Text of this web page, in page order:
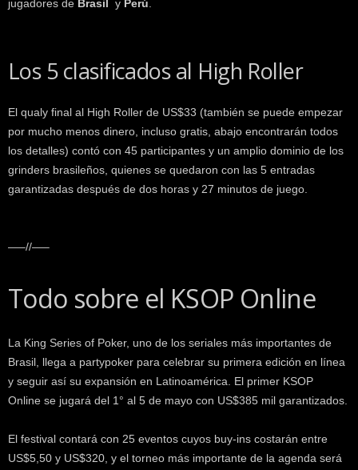
jugadores de Brasil y Perú
Los 5 clasificados al High Roller
El qualy final al High Roller de US$33 (también se puede empezar
por mucho menos dinero, incluso gratis, abajo encontrarán todos
los detalles) contó con 45 participantes y un amplio dominio de los
grinders brasileños, quienes se quedaron con las 5 entradas
garantizadas después de dos horas y 27 minutos de juego.
—–//—–
Todo sobre el KSOP Online
La King Series of Poker, uno de los seriales más importantes de
Brasil, llega a partypoker para celebrar su primera edición en línea
y seguir así su expansión en Latinoamérica. El primer KSOP
Online se jugará del 1° al 5 de mayo con US$385 mil garantizados.
El festival contará con 25 eventos cuyos buy-ins costarán entre
US$5,50 y US$320, y el torneo más importante de la agenda será